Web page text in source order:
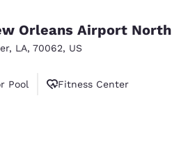
Orleans Airport North
, LA, 70062, US
Pool
Fitness Center
recensioni